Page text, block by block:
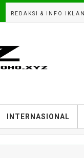
REDAKSI & INFO IKLAN
INTERNASIONAL